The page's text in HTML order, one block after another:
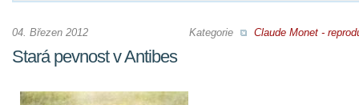
Kategorie Claude Monet -
04. Březen 2012
Stará pevnost v Antibes